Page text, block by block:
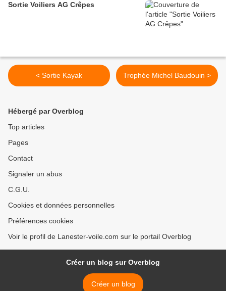
Sortie Voiliers AG Crêpes
< Sortie Kayak Trophée Michel Baudouin >
Hébergé par Overblog
Top articles
Pages
Contact
Signaler un abus
C.G.U.
Cookies et données personnelles
Préférences cookies
Voir le profil de Lanester-voile.com sur le portail Overblog
Créer un blog sur Overblog
Créer un blog